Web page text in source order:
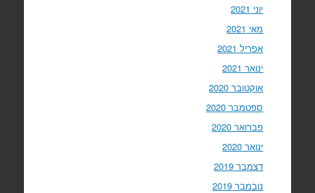
יוני 2021
מאי 2021
אפריל 2021
ינואר 2021
אוקטובר 2020
ספטמבר 2020
פברואר 2020
ינואר 2020
דצמבר 2019
נובמבר 2019